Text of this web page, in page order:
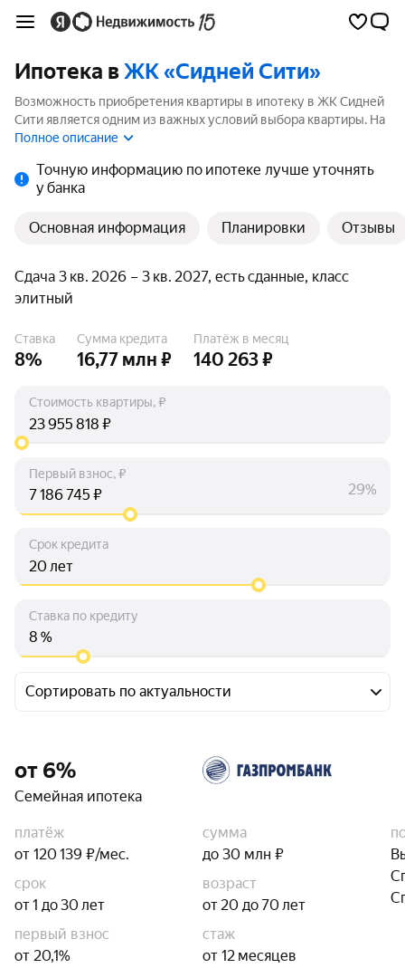
Ипотека вЖК «Сидней Сити»
Возможность приобретения квартиры в ипотеку в ЖК Сидней
Сити является одним из важных условий выбора квартиры. На
странице мы собрали программы кредитования банков для
Полное описание
Точную информацию по ипотеке лучше уточнять
у банка
Основная информация Планировки Отзывы
Сдача 3 кв. 2026 – 3 кв. 2027, есть сданные, класс
элитный
Ставка
8%
Сумма кредита
16,77 млн ₽
Платёж в месяц
140 263 ₽
Стоимость квартиры, ₽
₽
Первый взнос, ₽
₽ 29%
Срок кредита
лет
Ставка по кредиту
%
Сортировать по актуальности
от 6%
Семейная ипотека
платёж
от 120 139 ₽/мес.
сумма
до 30 млн ₽
срок
от 1 до 30 лет
возраст
от 20 до 70 лет
первый взнос
от 20,1%
стаж
от 12 месяцев